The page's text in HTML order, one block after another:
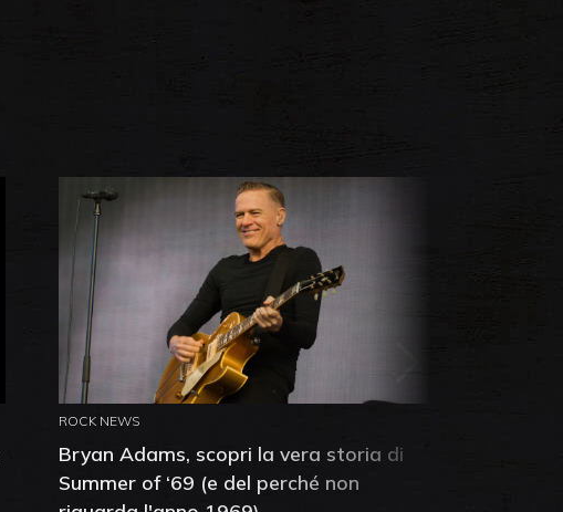
ROCK NEWS
Bryan Adams, scopri la vera storia di
Summer of ‘69 (e del perché non